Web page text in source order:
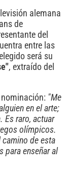
alemana
de
del
entre las
será su
, extraído del
"Me
en el arte;
Es raro, actuar
olímpicos.
camino de esta
para enseñar al